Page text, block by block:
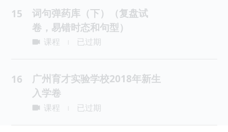
15
词句弹药库（下）（复盘试
卷，易错时态和句型）
课程 已过期
16
广州育才实验学校2018年新生
入学卷
课程 已过期